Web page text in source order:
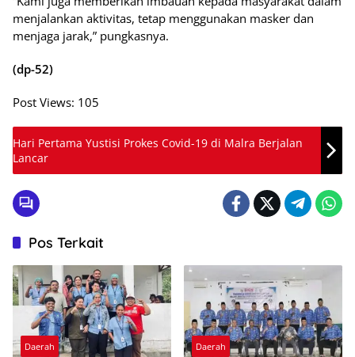
menjalankan aktivitas, tetap menggunakan masker dan
menjaga jarak,” pungkasnya.
(dp-52)
Post Views: 105
Hari Pertama Yustisi Prokes Covid-19 di Malra Berjalan
Lancar
Pos Terkait
Daerah Daerah